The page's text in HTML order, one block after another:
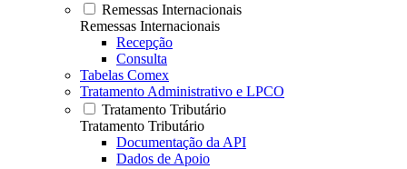
Remessas Internacionais
Remessas Internacionais
Recepção
Consulta
Tabelas Comex
Tratamento Administrativo e LPCO
Tratamento Tributário
Tratamento Tributário
Documentação da API
Dados de Apoio